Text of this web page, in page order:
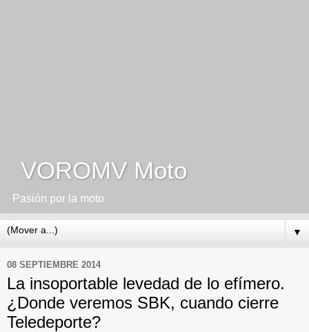
VOROMV Moto
Pasión por la moto
▼
08 SEPTIEMBRE 2014
La insoportable levedad de lo efímero.
¿Donde veremos SBK, cuando cierre
Teledeporte?